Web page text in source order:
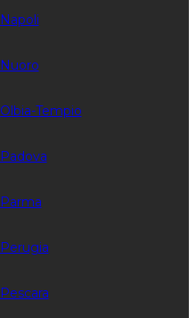
Napoli
Nuoro
Olbia-Tempio
Padova
Parma
Perugia
Pescara